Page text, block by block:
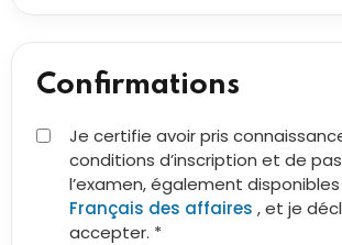
Confirmations
Je certifie avoir pris
conditions d’inscription et de
l’examen, également disponibles
Français des affaires , et je
accepter. *